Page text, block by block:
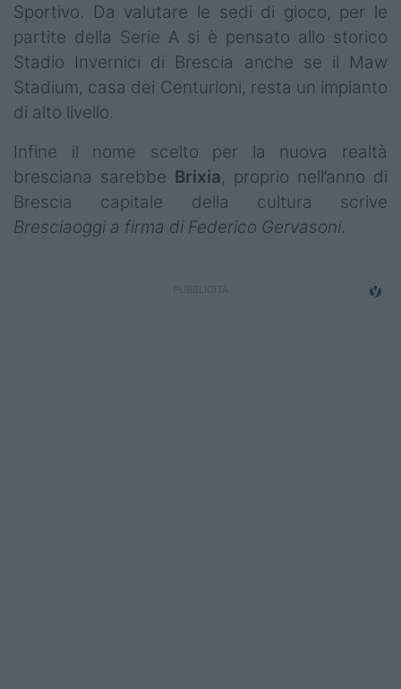
Sportivo. Da valutare le sedi di gioco, per le
partite della Serie A si è pensato allo storico
Stadio Invernici di Brescia anche se il Maw
Stadium, casa dei Centurioni, resta un impianto
di alto livello.
Infine il nome scelto per la nuova realtà
bresciana sarebbe Brixia, proprio nell’anno di
Brescia capitale della cultura scrive
Bresciaoggi a firma di Federico Gervasoni.